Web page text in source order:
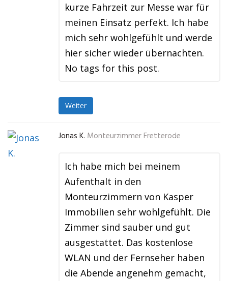
kurze Fahrzeit zur Messe war für
meinen Einsatz perfekt. Ich habe
mich sehr wohlgefühlt und werde
hier sicher wieder übernachten.
No tags for this post.
Weiter
Jonas K. Monteurzimmer Fretterode
Ich habe mich bei meinem
Aufenthalt in den
Monteurzimmern von Kasper
Immobilien sehr wohlgefühlt. Die
Zimmer sind sauber und gut
ausgestattet. Das kostenlose
WLAN und der Fernseher haben
die Abende angenehm gemacht,